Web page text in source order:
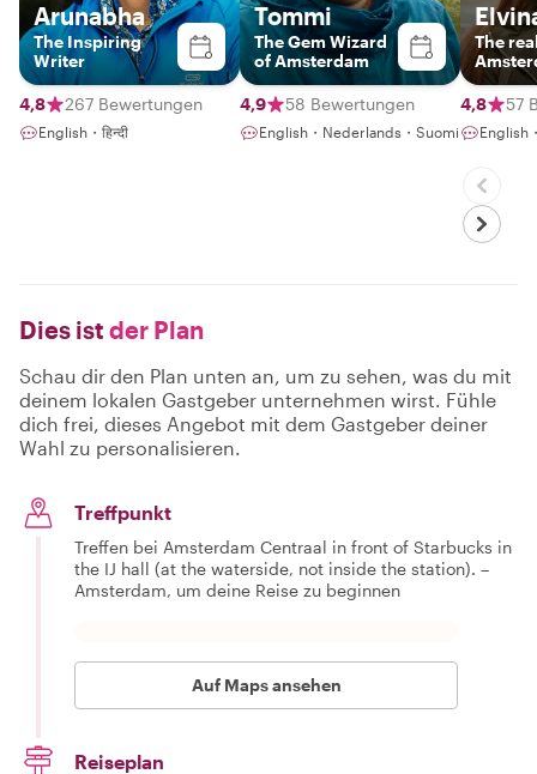
Arunabha
The Inspiring
Writer
4,8 267 Bewertungen
English・हिन्दी
Tommi
The Gem Wizard
of Amsterdam
4,9 58 Bewertungen
English・Nederlands・Suomi
The
boring
4,8 57
English
Dies ist der Plan
Schau dir den Plan unten an, um zu sehen, was du mit
deinem lokalen Gastgeber unternehmen wirst. Fühle
dich frei, dieses Angebot mit dem Gastgeber deiner
Wahl zu personalisieren.
Treffpunkt
Treffen bei Amsterdam Centraal in front of Starbucks in
the IJ hall (at the waterside, not inside the station). –
Amsterdam, um deine Reise zu beginnen
Auf Maps ansehen
Reiseplan